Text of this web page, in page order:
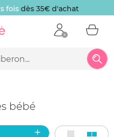
fois dès 35€ d'achat
bébé